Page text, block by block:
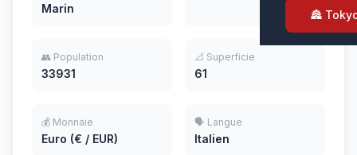
🏯
Marin
👥 Population
33931
📐 Superficie
61
💰 Monnaie
Euro (€ / EUR)
🗣️ Langue
Italien